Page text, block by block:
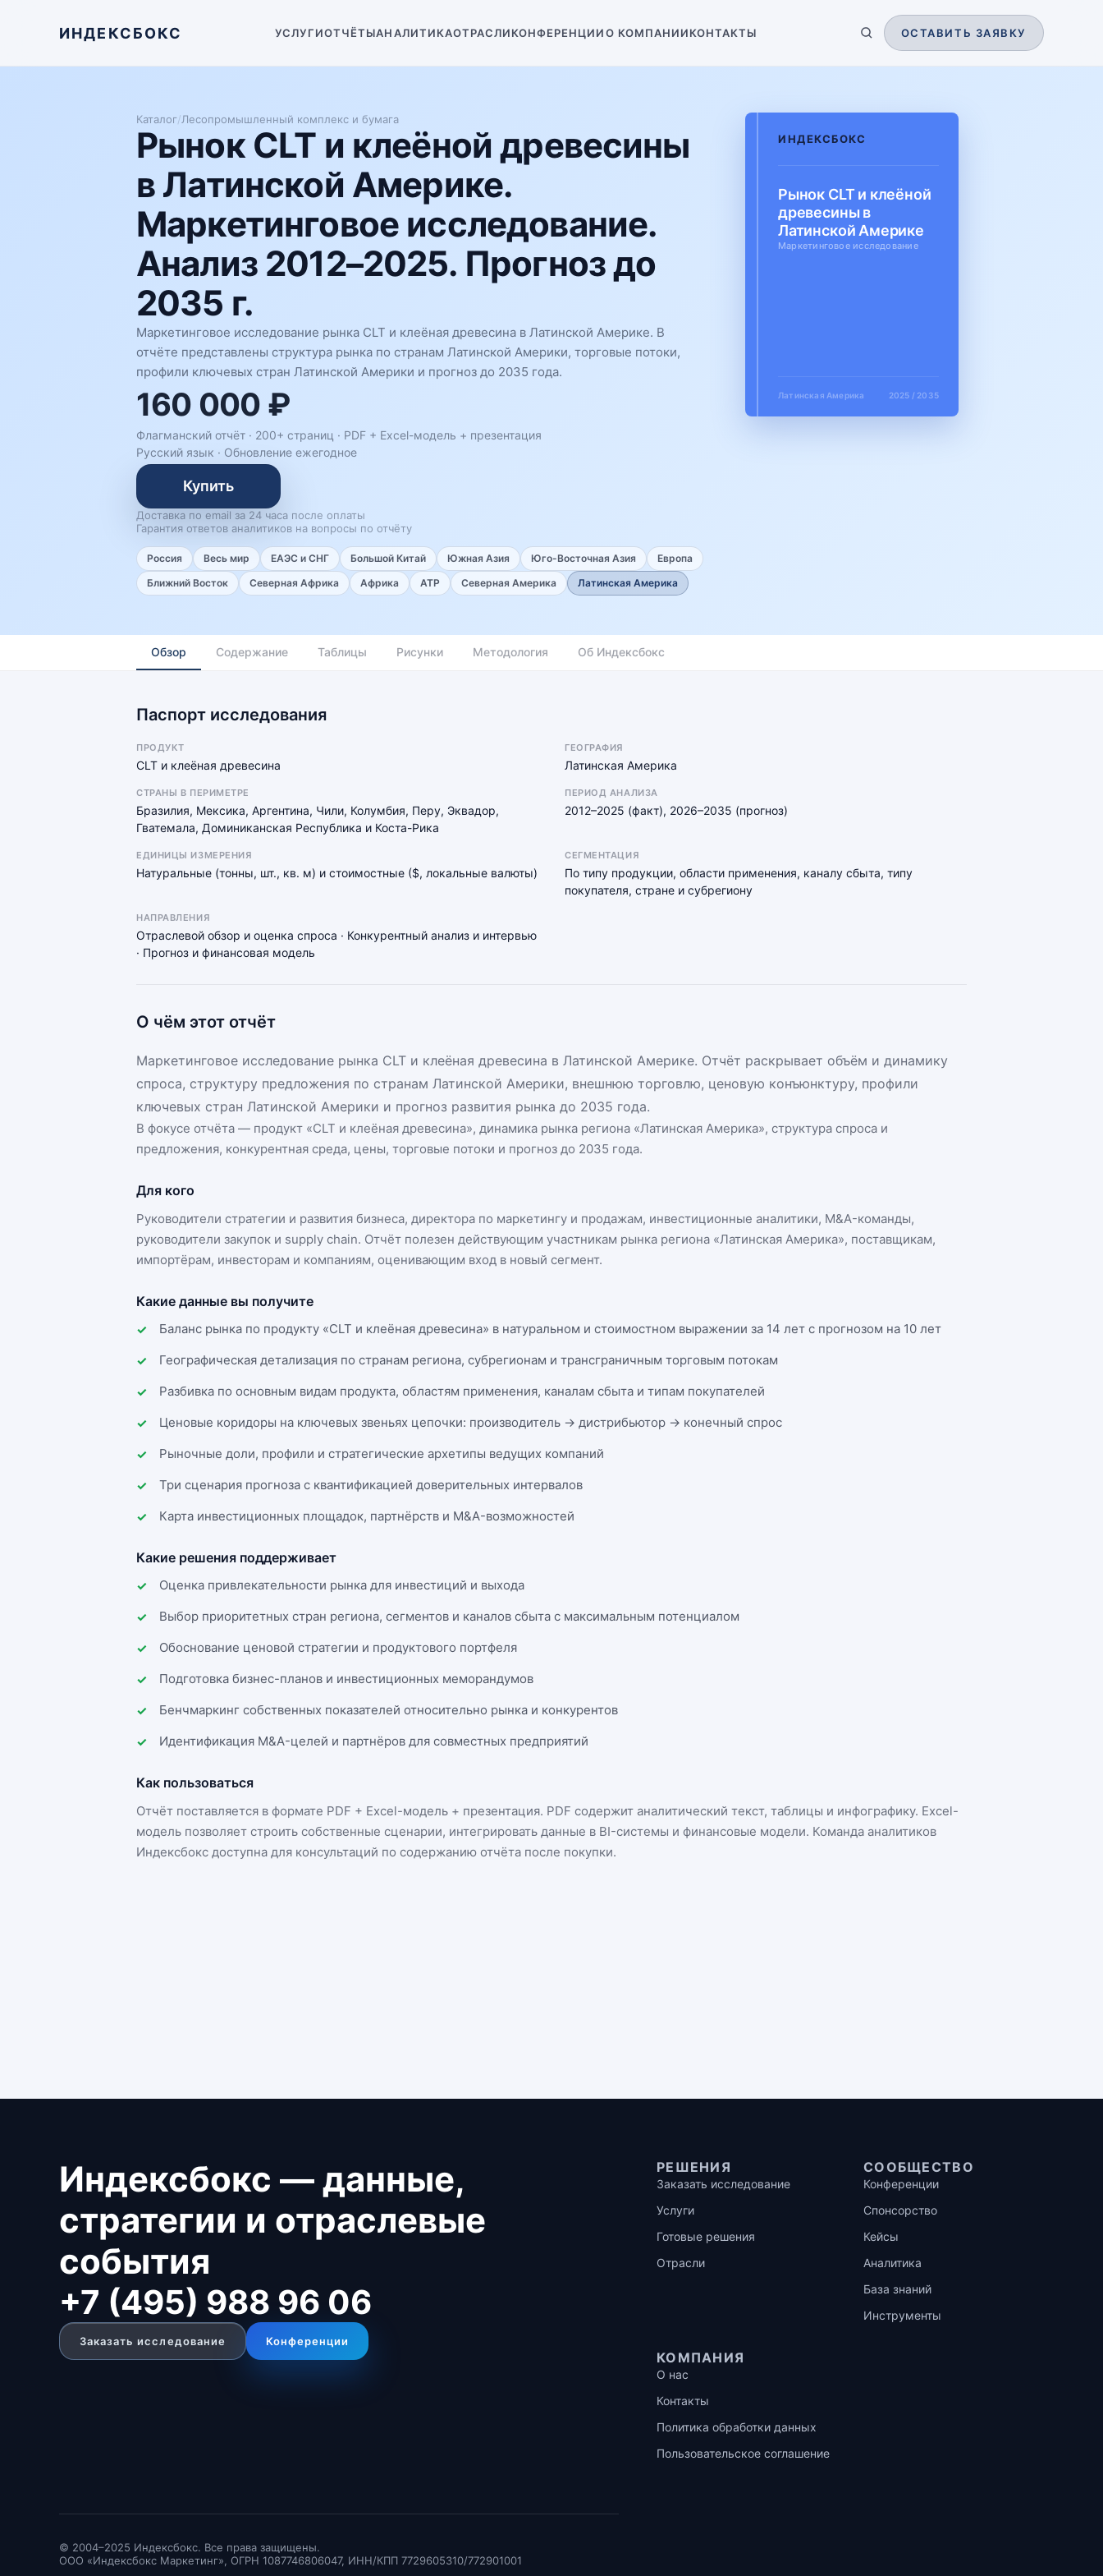
ИНДЕКСБОКС УСЛУГИОТЧЁТЫАНАЛИТИКАОТРАСЛИКОНФЕРЕНЦИИО КОМПАНИИКОНТАКТЫ ОСТАВИТЬ ЗАЯВКУ
Каталог/Лесопромышленный комплекс и бумага
Рынок CLT и клеёной древесины
в Латинской Америке.
Маркетинговое исследование.
Анализ 2012–2025. Прогноз до
2035 г.
Маркетинговое исследование рынка CLT и клеёная древесина в Латинской Америке. В
отчёте представлены структура рынка по странам Латинской Америки, торговые потоки,
профили ключевых стран Латинской Америки и прогноз до 2035 года.
160 000 ₽
Флагманский отчёт · 200+ страниц · PDF + Excel-модель + презентация
Русский язык · Обновление ежегодное
Купить
Доставка по email за 24 часа после оплаты
Гарантия ответов аналитиков на вопросы по отчёту
Россия Весь мир ЕАЭС и СНГ Большой Китай Южная Азия Юго-Восточная Азия
Европа
Ближний Восток
Северная Африка Африка АТР Северная Америка Латинская Америка
ИНДЕКСБОКС
Рынок CLT и клеёной
древесины в
Латинской Америке
Маркетинговое исследование
Латинская Америка 2025 / 2035
Обзор Содержание Таблицы Рисунки Методология Об Индексбокс
Паспорт исследования
ПРОДУКТ
CLT и клеёная древесина
ГЕОГРАФИЯ
Латинская Америка
СТРАНЫ В ПЕРИМЕТРЕ
Бразилия, Мексика, Аргентина, Чили, Колумбия, Перу, Эквадор,
Гватемала, Доминиканская Республика и Коста-Рика
ПЕРИОД АНАЛИЗА
2012–2025 (факт), 2026–2035 (прогноз)
ЕДИНИЦЫ ИЗМЕРЕНИЯ
Натуральные (тонны, шт., кв. м) и стоимостные ($, локальные валюты)
СЕГМЕНТАЦИЯ
По типу продукции, области применения, каналу сбыта, типу
покупателя, стране и субрегиону
НАПРАВЛЕНИЯ
Отраслевой обзор и оценка спроса · Конкурентный анализ и интервью
· Прогноз и финансовая модель
О чём этот отчёт
Маркетинговое исследование рынка CLT и клеёная древесина в Латинской Америке. Отчёт раскрывает объём и динамику
спроса, структуру предложения по странам Латинской Америки, внешнюю торговлю, ценовую конъюнктуру, профили
ключевых стран Латинской Америки и прогноз развития рынка до 2035 года.
В фокусе отчёта — продукт «CLT и клеёная древесина», динамика рынка региона «Латинская Америка», структура спроса и
предложения, конкурентная среда, цены, торговые потоки и прогноз до 2035 года.
Для кого
Руководители стратегии и развития бизнеса, директора по маркетингу и продажам, инвестиционные аналитики, M&A-команды,
руководители закупок и supply chain. Отчёт полезен действующим участникам рынка региона «Латинская Америка», поставщикам,
импортёрам, инвесторам и компаниям, оценивающим вход в новый сегмент.
Какие данные вы получите
Баланс рынка по продукту «CLT и клеёная древесина» в натуральном и стоимостном выражении за 14 лет с прогнозом на 10 лет
Географическая детализация по странам региона, субрегионам и трансграничным торговым потокам
Разбивка по основным видам продукта, областям применения, каналам сбыта и типам покупателей
Ценовые коридоры на ключевых звеньях цепочки: производитель → дистрибьютор → конечный спрос
Рыночные доли, профили и стратегические архетипы ведущих компаний
Три сценария прогноза с квантификацией доверительных интервалов
Карта инвестиционных площадок, партнёрств и M&A-возможностей
Какие решения поддерживает
Оценка привлекательности рынка для инвестиций и выхода
Выбор приоритетных стран региона, сегментов и каналов сбыта с максимальным потенциалом
Обоснование ценовой стратегии и продуктового портфеля
Подготовка бизнес-планов и инвестиционных меморандумов
Бенчмаркинг собственных показателей относительно рынка и конкурентов
Идентификация M&A-целей и партнёров для совместных предприятий
Как пользоваться
Отчёт поставляется в формате PDF + Excel-модель + презентация. PDF содержит аналитический текст, таблицы и инфографику. Excel-
модель позволяет строить собственные сценарии, интегрировать данные в BI-системы и финансовые модели. Команда аналитиков
Индексбокс доступна для консультаций по содержанию отчёта после покупки.
Индексбокс — данные,
стратегии и отраслевые
события
+7 (495) 988 96 06
Заказать исследование Конференции
РЕШЕНИЯ
Заказать исследование
Услуги
Готовые решения
Отрасли
СООБЩЕСТВО
Конференции
Спонсорство
Кейсы
Аналитика
База знаний
Инструменты
КОМПАНИЯ
О нас
Контакты
Политика обработки данных
Пользовательское соглашение
© 2004–2025 Индексбокс. Все права защищены.
ООО «Индексбокс Маркетинг», ОГРН 1087746806047, ИНН/КПП 7729605310/772901001